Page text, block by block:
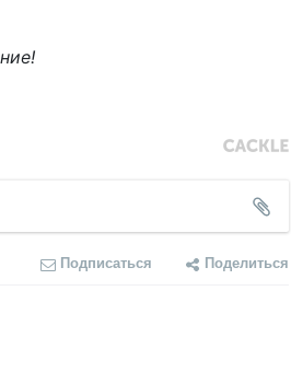
Подписаться Поделиться